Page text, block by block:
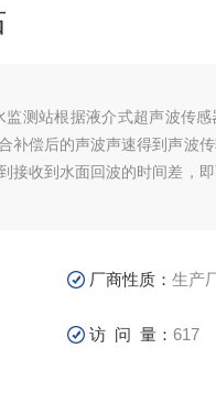
测站根据液介式超声波传
补偿后的声波声速得到声波
接收到水面回波的时间差，
厂商性质：生产
访 问 量：617